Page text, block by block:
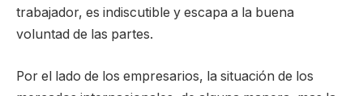
trabajador, es indiscutible y escapa a la buena
voluntad de las partes.
Por el lado de los empresarios, la situación de los